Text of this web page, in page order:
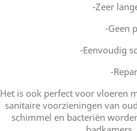
-Zeer
-Geen
-Eenvoudig
-
Het is ook perfect voor vloeren
sanitaire voorzieningen van
schimmel en bacteriën